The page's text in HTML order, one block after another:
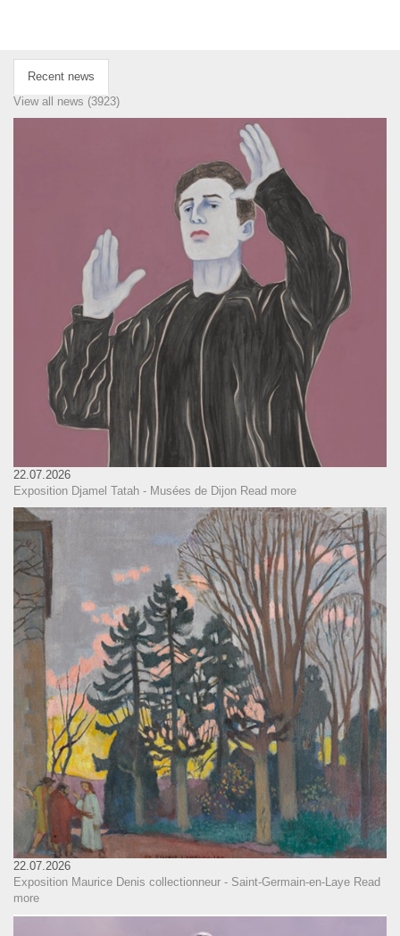
Recent news
View all news (3923)
22.07.2026
Exposition Djamel Tatah - Musées de Dijon Read more
22.07.2026
Exposition Maurice Denis collectionneur - Saint-Germain-en-Laye Read
more